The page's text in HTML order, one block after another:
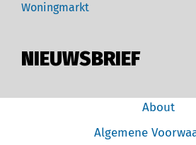
Woningmarkt
NIEUWSBRIEF
About
Algemene